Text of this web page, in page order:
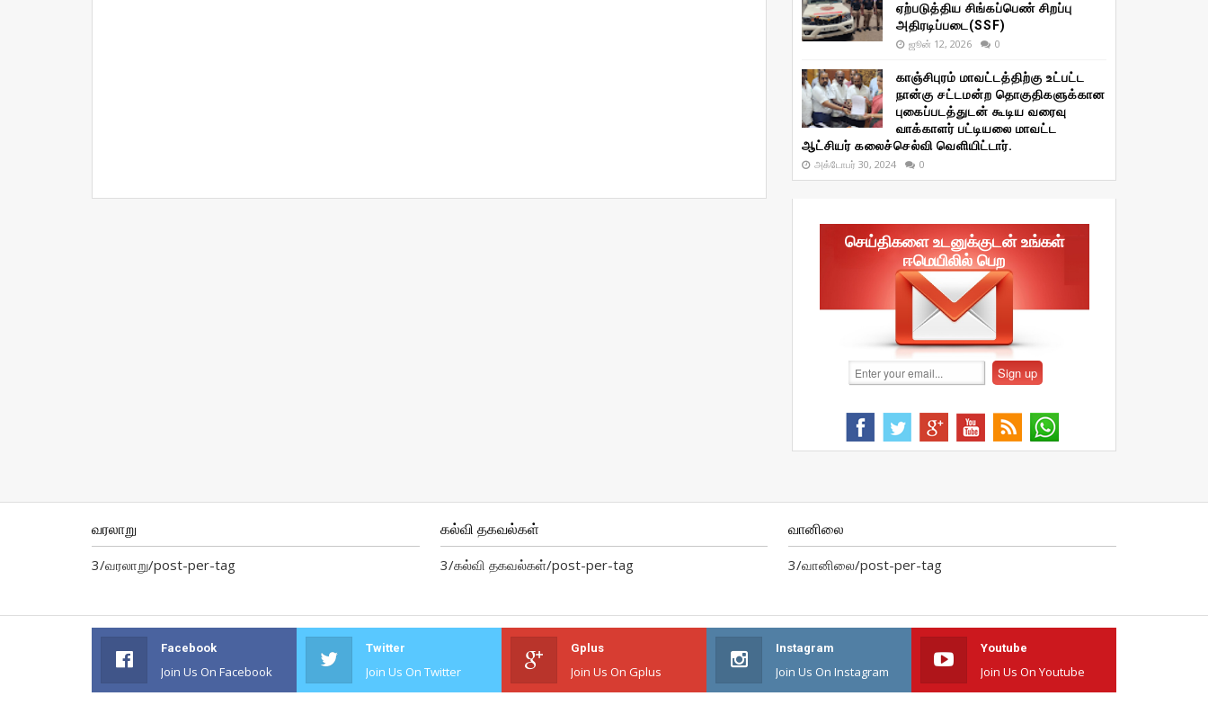
ஏற்படுத்திய சிங்கப்பெண் சிறப்பு
அதிரடிப்படை(SSF)
ஜூன் 12, 2026 0
காஞ்சிபுரம் மாவட்டத்திற்கு உட்பட்ட
நான்கு சட்டமன்ற தொகுதிகளுக்கான
புகைப்படத்துடன் கூடிய வரைவு
வாக்காளர் பட்டியலை மாவட்ட
ஆட்சியர் கலைச்செல்வி வெளியிட்டார்.
அக்டோபர் 30, 2024 0
செய்திகளை உடனுக்குடன் உங்கள்
ஈமெயிலில் பெற
வரலாறு
3/வரலாறு/post-per-tag
கல்வி தகவல்கள்
3/கல்வி தகவல்கள்/post-per-tag
வானிலை
3/வானிலை/post-per-tag
Facebook
Join Us On Facebook
Twitter
Join Us On Twitter
Gplus
Join Us On Gplus
Instagram
Join Us On Instagram
Youtube
Join Us On Youtube